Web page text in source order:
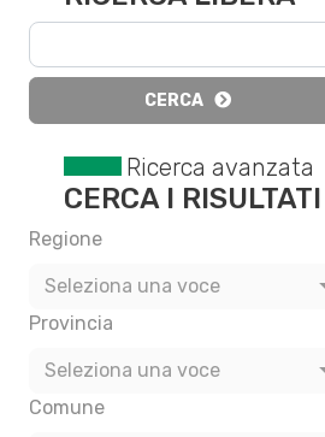
CERCA
Ricerca avanzata
CERCA I RISULTATI
Regione
Seleziona una voce
Provincia
Seleziona una voce
Comune